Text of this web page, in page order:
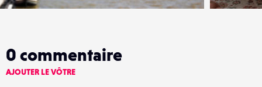
0 commentaire
AJOUTER LE VÔTRE